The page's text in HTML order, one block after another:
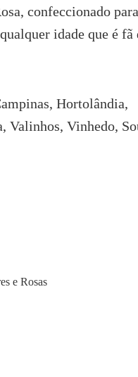
confeccionado para
idade que é fã
Hortolândia,
Valinhos, Vinhedo,
e Rosas